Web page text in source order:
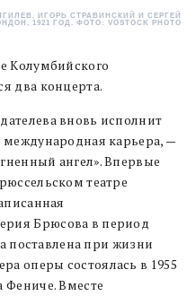
ИГОРЬ СТРАВИНСКИЙ И СЕРГЕЙ
1921 ГОД. ФОТО: VOSTOCK PHOTO
Колумбийского
два концерта.
вновь исполнит
международная карьера, —
ангел». Впервые
театре
Брюсова в период
поставлена при жизни
оперы состоялась в 1955
Фениче. Вместе